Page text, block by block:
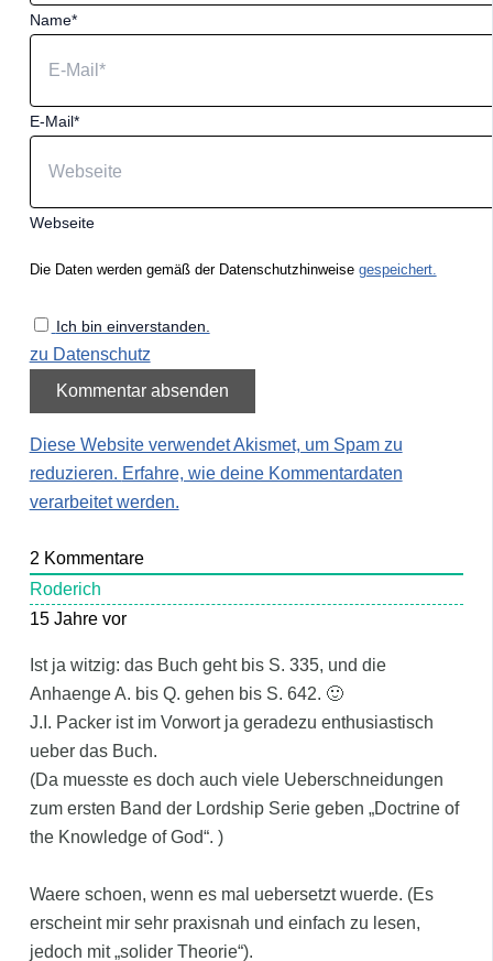
Name*
E-Mail*
Webseite
Die Daten werden gemäß der Datenschutzhinweise gespeichert.
Ich bin einverstanden.
zu Datenschutz
Diese Website verwendet Akismet, um Spam zu
reduzieren. Erfahre, wie deine Kommentardaten
verarbeitet werden.
2 Kommentare
Roderich
15 Jahre vor
Ist ja witzig: das Buch geht bis S. 335, und die
Anhaenge A. bis Q. gehen bis S. 642. 🙂
J.I. Packer ist im Vorwort ja geradezu enthusiastisch
ueber das Buch.
(Da muesste es doch auch viele Ueberschneidungen
zum ersten Band der Lordship Serie geben „Doctrine of
the Knowledge of God“. )
Waere schoen, wenn es mal uebersetzt wuerde. (Es
erscheint mir sehr praxisnah und einfach zu lesen,
jedoch mit „solider Theorie“).